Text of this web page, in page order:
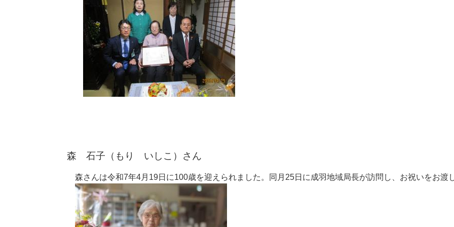
森 石子（もり いしこ）さん
森さんは令和7年4月19日に100歳を迎えられました。同月25日に成羽地域局長が訪問し、お祝いをお渡